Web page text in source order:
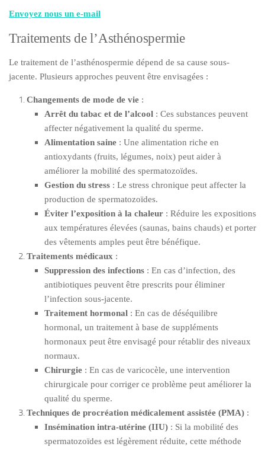
Envoyez nous un e-mail
Traitements de l’Asthénospermie
Le traitement de l’asthénospermie dépend de sa cause sous-
jacente. Plusieurs approches peuvent être envisagées :
Changements de mode de vie :
Arrêt du tabac et de l’alcool : Ces substances peuvent
affecter négativement la qualité du sperme.
Alimentation saine : Une alimentation riche en
antioxydants (fruits, légumes, noix) peut aider à
améliorer la mobilité des spermatozoïdes.
Gestion du stress : Le stress chronique peut affecter la
production de spermatozoïdes.
Éviter l’exposition à la chaleur : Réduire les expositions
aux températures élevées (saunas, bains chauds) et porter
des vêtements amples peut être bénéfique.
Traitements médicaux :
Suppression des infections : En cas d’infection, des
antibiotiques peuvent être prescrits pour éliminer
l’infection sous-jacente.
Traitement hormonal : En cas de déséquilibre
hormonal, un traitement à base de suppléments
hormonaux peut être envisagé pour rétablir des niveaux
normaux.
Chirurgie : En cas de varicocèle, une intervention
chirurgicale pour corriger ce problème peut améliorer la
qualité du sperme.
Techniques de procréation médicalement assistée (PMA) :
Insémination intra-utérine (IIU) : Si la mobilité des
spermatozoïdes est légèrement réduite, cette méthode